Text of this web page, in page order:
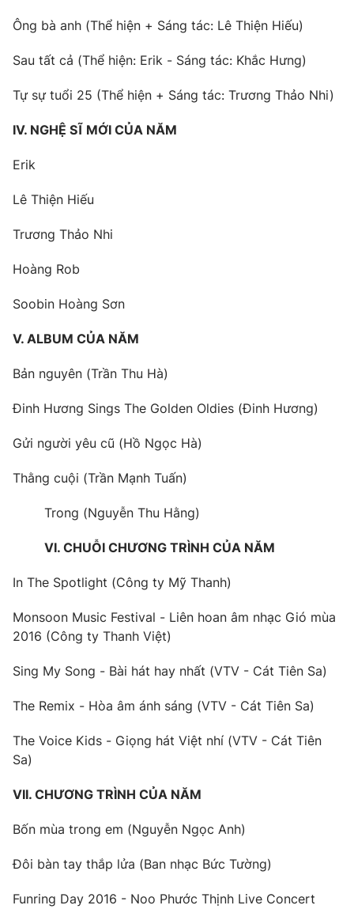
Ông bà anh (Thể hiện + Sáng tác: Lê Thiện Hiếu)
Sau tất cả (Thể hiện: Erik - Sáng tác: Khắc Hưng)
Tự sự tuổi 25 (Thể hiện + Sáng tác: Trương Thảo Nhi)
IV. NGHỆ SĨ MỚI CỦA NĂM
Erik
Lê Thiện Hiếu
Trương Thảo Nhi
Hoàng Rob
Soobin Hoàng Sơn
V. ALBUM CỦA NĂM
Bản nguyên (Trần Thu Hà)
Đinh Hương Sings The Golden Oldies (Đinh Hương)
Gửi người yêu cũ (Hồ Ngọc Hà)
Thằng cuội (Trần Mạnh Tuấn)
Trong (Nguyễn Thu Hằng)
VI. CHUỖI CHƯƠNG TRÌNH CỦA NĂM
In The Spotlight (Công ty Mỹ Thanh)
Monsoon Music Festival - Liên hoan âm nhạc Gió mùa
2016 (Công ty Thanh Việt)
Sing My Song - Bài hát hay nhất (VTV - Cát Tiên Sa)
The Remix - Hòa âm ánh sáng (VTV - Cát Tiên Sa)
The Voice Kids - Giọng hát Việt nhí (VTV - Cát Tiên
Sa)
VII. CHƯƠNG TRÌNH CỦA NĂM
Bốn mùa trong em (Nguyễn Ngọc Anh)
Đôi bàn tay thắp lửa (Ban nhạc Bức Tường)
Funring Day 2016 - Noo Phước Thịnh Live Concert